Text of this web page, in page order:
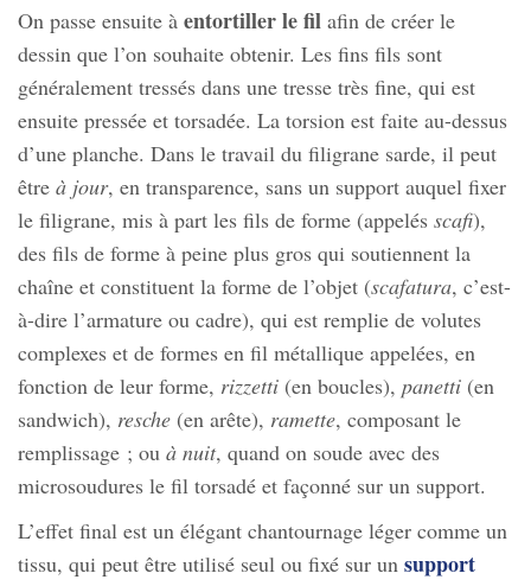
On passe ensuite à entortiller le fil afin de créer le
dessin que l’on souhaite obtenir. Les fins fils sont
généralement tressés dans une tresse très fine, qui est
ensuite pressée et torsadée. La torsion est faite au-dessus
d’une planche. Dans le travail du filigrane sarde, il peut
être à jour, en transparence, sans un support auquel fixer
le filigrane, mis à part les fils de forme (appelés scafi),
des fils de forme à peine plus gros qui soutiennent la
chaîne et constituent la forme de l’objet (scafatura, c’est-
à-dire l’armature ou cadre), qui est remplie de volutes
complexes et de formes en fil métallique appelées, en
fonction de leur forme, rizzetti (en boucles), panetti (en
sandwich), resche (en arête), ramette, composant le
remplissage ; ou à nuit, quand on soude avec des
microsoudures le fil torsadé et façonné sur un support.
L’effet final est un élégant chantournage léger comme un
tissu, qui peut être utilisé seul ou fixé sur un support